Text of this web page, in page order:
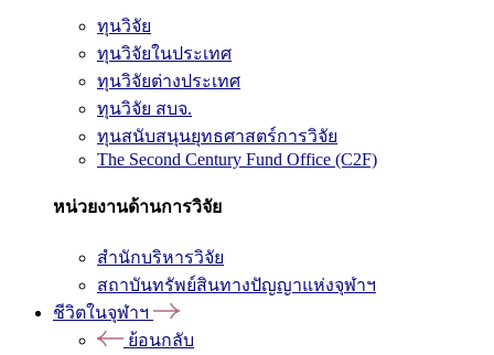
ทุนวิจัย
ทุนวิจัยในประเทศ
ทุนวิจัยต่างประเทศ
ทุนวิจัย สบจ.
ทุนสนับสนุนยุทธศาสตร์การวิจัย
The Second Century Fund Office (C2F)
หน่วยงานด้านการวิจัย
สำนักบริหารวิจัย
สถาบันทรัพย์สินทางปัญญาแห่งจุฬาฯ
ชีวิตในจุฬาฯ
ย้อนกลับ